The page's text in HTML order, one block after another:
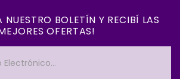
NUESTRO BOLETÍN Y RECIBÍ LAS
OFERTAS!